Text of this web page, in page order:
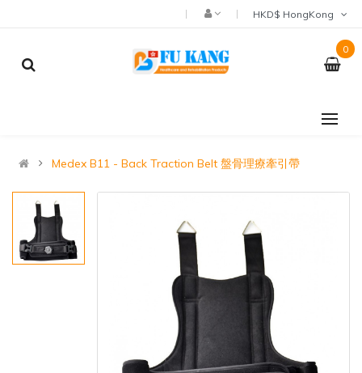
0
Medex B11 - Back Traction Belt 盤骨理療牽引帶